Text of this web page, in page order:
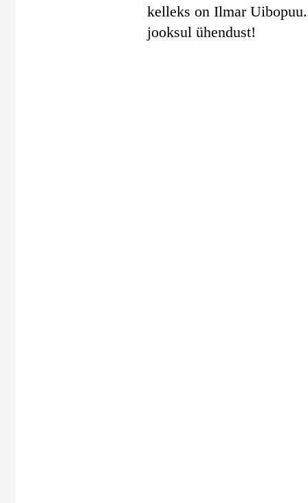
kelleks on Ilmar
jooksul ühendust!